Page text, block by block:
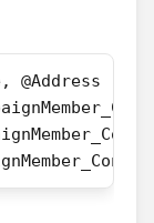
@Address